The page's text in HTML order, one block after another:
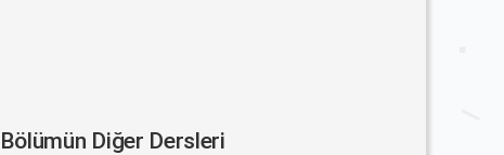
Bölümün Diğer Dersleri